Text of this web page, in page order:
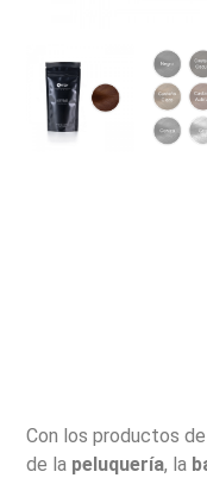
Con los productos
de la peluquería, la